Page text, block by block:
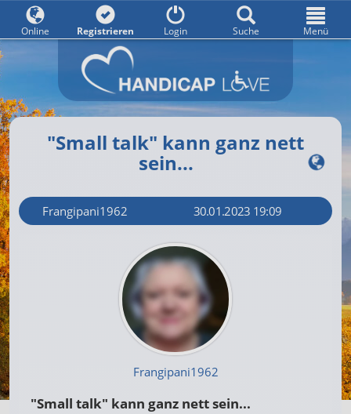
"Small talk" kann ganz nett
sein...
Frangipani1962 30.01.2023 19:09
Frangipani1962
"Small talk" kann ganz nett sein...
Online Registrieren Login Suche Menü